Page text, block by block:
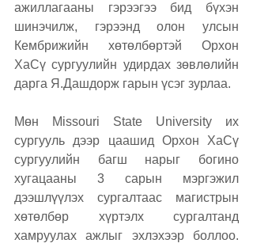
ажиллагааны гэрээгээ бид бүхэн
шинэчилж, гэрээнд олон улсын
Кембрижийн хөтөлбөртэй Орхон
ХаСү сургуулийн удирдах зөвлөлийн
дарга Я.Дашдорж гарын үсэг зурлаа.
Мөн Missouri State University их
сургууль дээр цаашид Орхон ХаСү
сургуулийн багш нарыг богино
хугацааны 3 сарын мэргэжил
дээшлүүлэх сургалтаас магистрын
хөтөлбөр хүртэлх сургалтанд
хамруулах ажлыг эхлэхээр боллоо.